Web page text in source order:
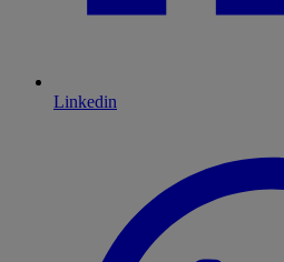
Linkedin